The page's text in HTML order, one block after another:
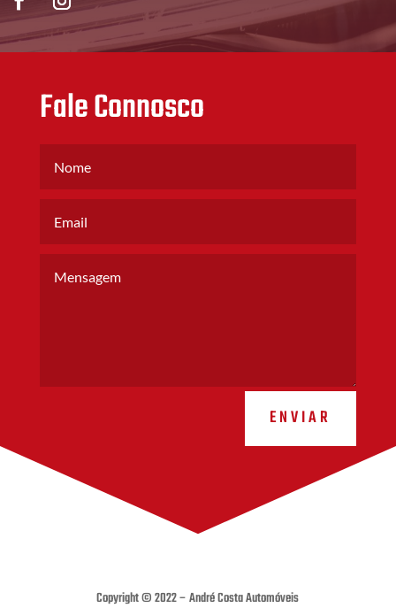
Fale Connosco
ENVIAR
Copyright © 2022 – André Costa Automóveis